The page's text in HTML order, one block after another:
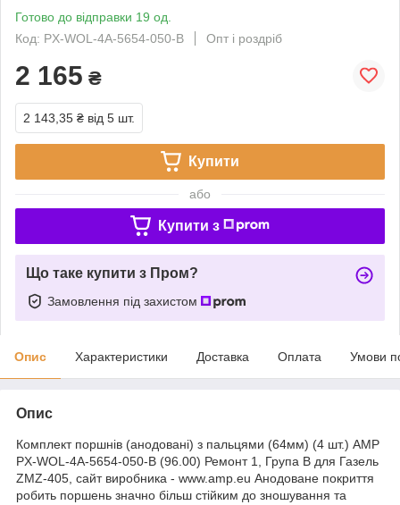
Готово до відправки 19 од.
Код: PX-WOL-4A-5654-050-B
Опт і роздріб
2 165 ₴
2 143,35 ₴ від 5 шт.
Купити
або
Купити з
Що таке купити з Пром?
Замовлення під захистом
Опис Характеристики Доставка Оплата Умови
Опис
Комплект поршнів (анодовані) з пальцями (64мм) (4 шт.) AMP
PX-WOL-4A-5654-050-B (96.00) Ремонт 1, Група В для Газель
ZMZ-405, сайт виробника - www.amp.eu Анодоване покриття
робить поршень значно більш стійким до зношування та